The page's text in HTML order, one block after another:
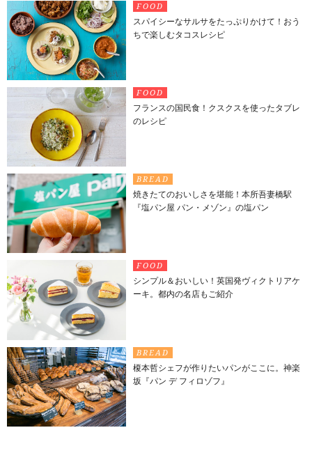
FOOD
スパイシーなサルサをたっぷりかけて！おう
ちで楽しむタコスレシピ
FOOD
フランスの国民食！クスクスを使ったタブレ
のレシピ
BREAD
焼きたてのおいしさを堪能！本所吾妻橋駅
『塩パン屋 パン・メゾン』の塩パン
FOOD
シンプル＆おいしい！英国発ヴィクトリアケ
ーキ。都内の名店もご紹介
BREAD
榎本哲シェフが作りたいパンがここに。神楽
坂『パン デ フィロゾフ』